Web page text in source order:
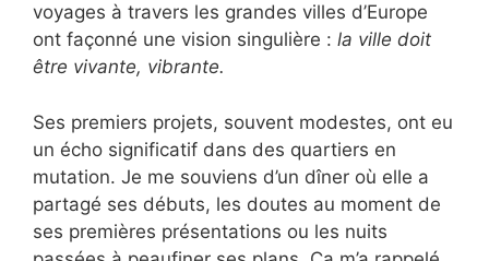
voyages à travers les grandes villes d’Europe
ont façonné une vision singulière : la ville doit
être vivante, vibrante.
Ses premiers projets, souvent modestes, ont eu
un écho significatif dans des quartiers en
mutation. Je me souviens d’un dîner où elle a
partagé ses débuts, les doutes au moment de
ses premières présentations ou les nuits